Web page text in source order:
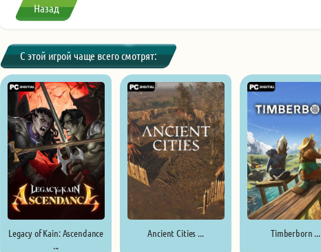
Назад
С этой игрой чаще всего смотрят:
Legacy of Kain: Ascendance
...
Ancient Cities ... Timberborn ...